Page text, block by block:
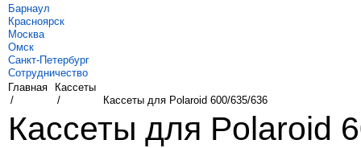
Барнаул
Красноярск
Москва
Омск
Санкт-Петербург
Сотрудничество
Главная
/
Кассеты
/
Кассеты для Polaroid 600/635/636
Кассеты для Polaroid